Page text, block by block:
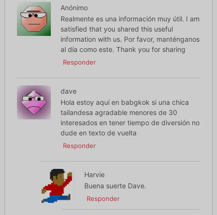
Anónimo
Realmente es una información muy útil. I am
satisfied that you shared this useful
information with us. Por favor, manténganos
al día como este. Thank you for sharing
Responder
dave
Hola estoy aquí en babgkok si una chica
tailandesa agradable menores de 30
interesados en tener tiempo de diversión no
dude en texto de vuelta
Responder
Harvie
Buena suerte Dave.
Responder